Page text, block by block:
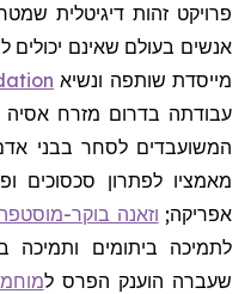
אנשים בעולם שאינם יכולים
מייסדת שותפה ונשיא
עבודתה בדרום מזרח אסיה
המשועבדים לסחר בבני
מאמציו לפתרון סכסוכים
אפריקה; וזאנה בוקר-
לתמיכה ביתומים ותמיכה
שעברה הוענק הפרס ל